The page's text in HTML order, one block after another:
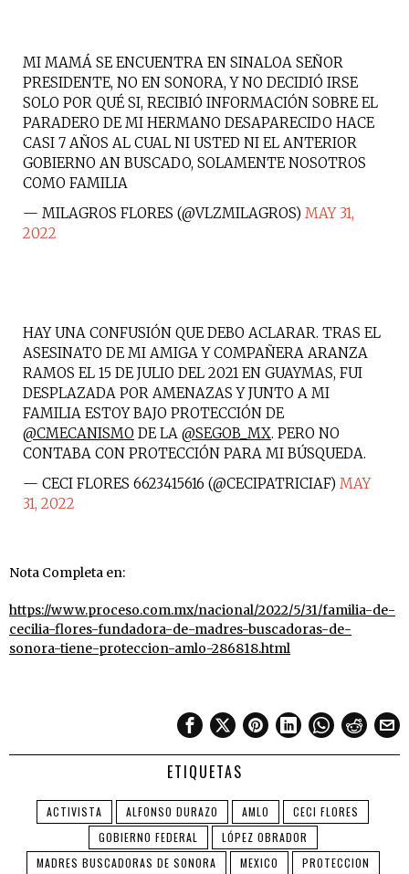
MI MAMÁ SE ENCUENTRA EN SINALOA SEÑOR
PRESIDENTE, NO EN SONORA, Y NO DECIDIÓ IRSE
SOLO POR QUÉ SI, RECIBIÓ INFORMACIÓN SOBRE EL
PARADERO DE MI HERMANO DESAPARECIDO HACE
CASI 7 AÑOS AL CUAL NI USTED NI EL ANTERIOR
GOBIERNO AN BUSCADO, SOLAMENTE NOSOTROS
COMO FAMILIA
— MILAGROS FLORES (@VLZMILAGROS) MAY 31,
2022
HAY UNA CONFUSIÓN QUE DEBO ACLARAR. TRAS EL
ASESINATO DE MI AMIGA Y COMPAÑERA ARANZA
RAMOS EL 15 DE JULIO DEL 2021 EN GUAYMAS, FUI
DESPLAZADA POR AMENAZAS Y JUNTO A MI
FAMILIA ESTOY BAJO PROTECCIÓN DE
@CMECANISMO DE LA @SEGOB_MX. PERO NO
CONTABA CON PROTECCIÓN PARA MI BÚSQUEDA.
— CECI FLORES 6623415616 (@CECIPATRICIAF) MAY
31, 2022
Nota Completa en:
https://www.proceso.com.mx/nacional/2022/5/31/familia-de-
cecilia-flores-fundadora-de-madres-buscadoras-de-
sonora-tiene-proteccion-amlo-286818.html
ETIQUETAS
ACTIVISTA ALFONSO DURAZO AMLO
CECI FLORES
GOBIERNO FEDERAL
LÓPEZ OBRADOR
MADRES BUSCADORAS DE SONORA
MEXICO
PROTECCION